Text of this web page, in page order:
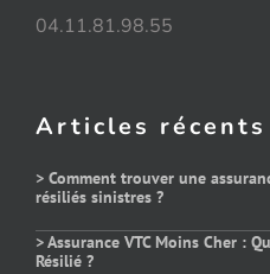
Articles récents
> Comment trouver une
résiliés sinistres ?
> Assurance VTC Moins Cher :
Résilié ?
04.11.81.98.55